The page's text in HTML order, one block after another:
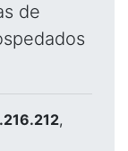
de
,